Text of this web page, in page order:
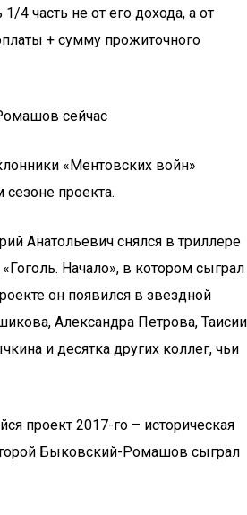
4 часть не от его дохода, а от
+ сумму прожиточного
сейчас
«Ментовских войн»
сезоне проекта.
Анатольевич снялся в триллере
Начало», в котором сыграл
он появился в звездной
Александра Петрова, Таисии
и десятка других коллег, чьи
проект 2017-го – историческая
Быковский-Ромашов сыграл